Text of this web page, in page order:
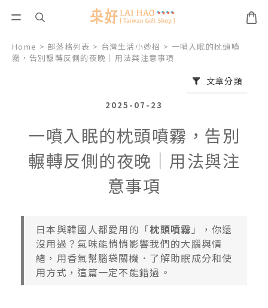
Home > 部落格列表 > 台灣生活小妙招 > 一噴入眠的枕頭噴
霧，告別輾轉反側的夜晚｜用法與注意事項
文章分類
2025-07-23
一噴入眠的枕頭噴霧，告別
輾轉反側的夜晚｜用法與注
意事項
日本與韓國人都愛用的「枕頭噴霧 」，你還
沒用過？氣味能悄悄影響我們的大腦與情
緒，用香氣幫腦袋關機．了解助眠成分和使
用方式，這篇一定不能錯過。